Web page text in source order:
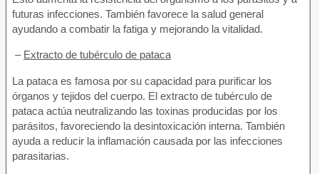
futuras infecciones. También favorece la salud general
ayudando a combatir la fatiga y mejorando la vitalidad.
– Extracto de tubérculo de pataca
La pataca es famosa por su capacidad para purificar los
órganos y tejidos del cuerpo. El extracto de tubérculo de
pataca actúa neutralizando las toxinas producidas por los
parásitos, favoreciendo la desintoxicación interna. También
ayuda a reducir la inflamación causada por las infecciones
parasitarias.